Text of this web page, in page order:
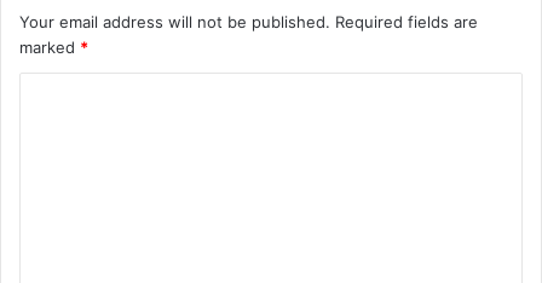
Your email address will not be published. Required fields are
marked *